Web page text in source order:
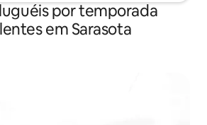
por temporada
em Sarasota